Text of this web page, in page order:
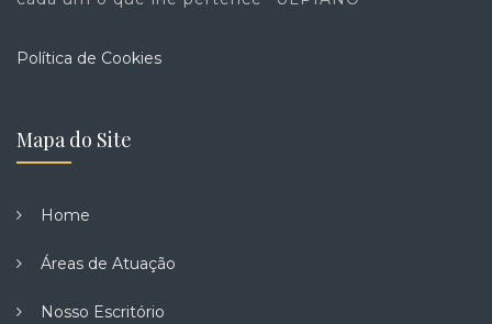
Política de Cookies
Mapa do Site
Home
Áreas de Atuação
Nosso Escritório